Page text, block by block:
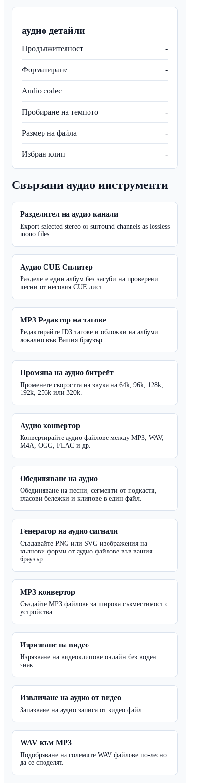
аудио детайли
Продължителност -
Форматиране -
Audio codec -
Пробиране на темпото -
Размер на файла -
Избран клип -
Свързани аудио инструменти
Разделител на аудио канали
Export selected stereo or surround channels as lossless
mono files.
Аудио CUE Сплитер
Разделете един албум без загуби на проверени
песни от неговия CUE лист.
MP3 Редактор на тагове
Редактирайте ID3 тагове и обложки на албуми
локално във Вашия браузър.
Промяна на аудио битрейт
Променете скоростта на звука на 64k, 96k, 128k,
192k, 256k или 320k.
Аудио конвертор
Конвертирайте аудио файлове между MP3, WAV,
M4A, OGG, FLAC и др.
Обединяване на аудио
Обединяване на песни, сегменти от подкасти,
гласови бележки и клипове в един файл.
Генератор на аудио сигнали
Създавайте PNG или SVG изображения на
вълнови форми от аудио файлове във вашия
браузър.
MP3 конвертор
Създайте MP3 файлове за широка съвместимост с
устройства.
Изрязване на видео
Изрязване на видеоклипове онлайн без воден
знак.
Извличане на аудио от видео
Запазване на аудио записа от видео файл.
WAV към MP3
Подобряване на големите WAV файлове по-лесно
да се споделят.